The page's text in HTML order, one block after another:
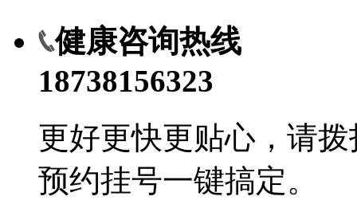
健康咨询热线
18738156323
更好更快更贴心，请
预约挂号一键搞定。